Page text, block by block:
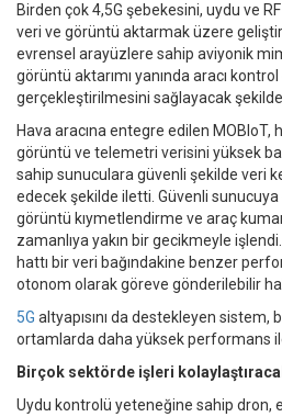
Birden çok 4,5G şebekesini, uydu ve
veri ve görüntü aktarmak üzere
evrensel arayüzlere sahip aviyonik
görüntü aktarımı yanında aracı
gerçekleştirilmesini sağlayacak
Hava aracına entegre edilen MOBIoT,
görüntü ve telemetri verisini yüksek
sahip sunuculara güvenli şekilde veri
edecek şekilde iletti. Güvenli sunucuya
görüntü kıymetlendirme ve araç
zamanlıya yakın bir gecikmeyle
hattı bir veri bağındakine benzer
otonom olarak göreve gönderilebilir
5G altyapısını da destekleyen sistem,
ortamlarda daha yüksek performans
Birçok sektörde işleri
Uydu kontrolü yeteneğine sahip dron,